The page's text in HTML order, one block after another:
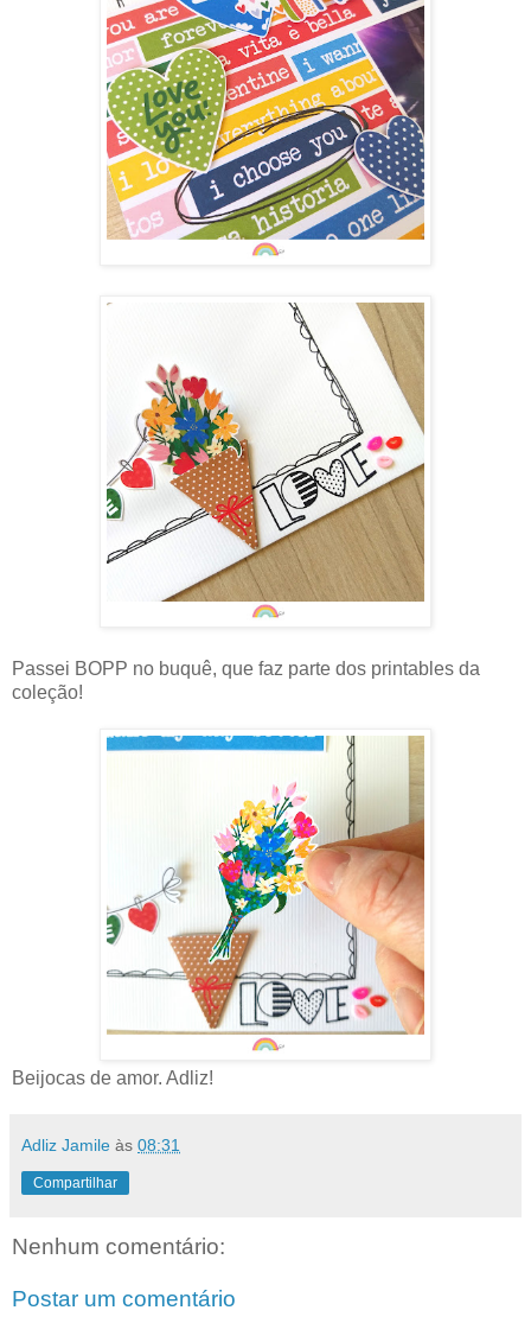
Passei BOPP no buquê, que faz parte dos printables da
coleção!
Beijocas de amor. Adliz!
Adliz Jamile às 08:31
Compartilhar
Nenhum comentário:
Postar um comentário